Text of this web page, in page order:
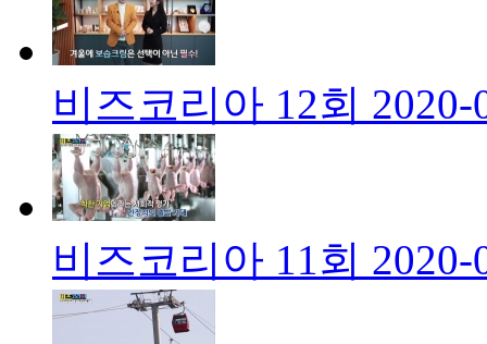
비즈코리아 12회 2020-
비즈코리아 11회 2020-